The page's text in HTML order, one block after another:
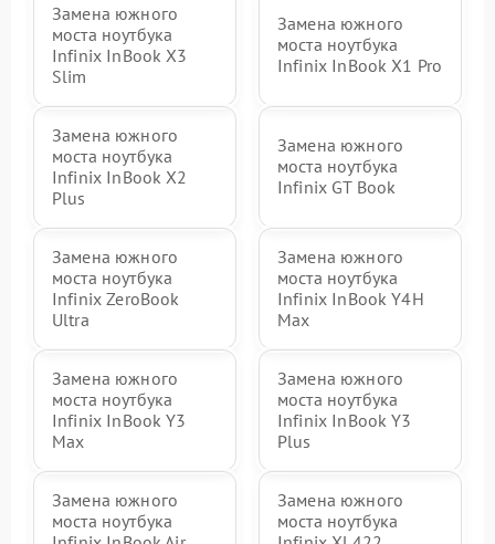
Замена южного
моста ноутбука
Infinix InBook X3
Slim
Замена южного
моста ноутбука
Infinix InBook X1 Pro
Замена южного
моста ноутбука
Infinix InBook X2
Plus
Замена южного
моста ноутбука
Infinix GT Book
Замена южного
моста ноутбука
Infinix ZeroBook
Ultra
Замена южного
моста ноутбука
Infinix InBook Y4H
Max
Замена южного
моста ноутбука
Infinix InBook Y3
Max
Замена южного
моста ноутбука
Infinix InBook Y3
Plus
Замена южного
моста ноутбука
Замена южного
моста ноутбука